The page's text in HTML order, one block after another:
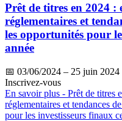
Prêt de titres en 2024 :
réglementaires et
les opportunités pour
année
📅 03/06/2024 – 25 juin 2024
Inscrivez-vous
En savoir plus - Prêt de titres
réglementaires et tendances
pour les investisseurs finaux